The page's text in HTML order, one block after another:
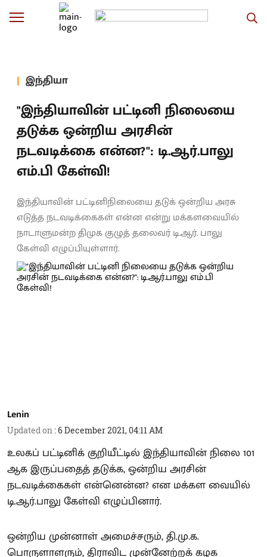
இந்தியா
"இந்தியாவின் பட்டினி நிலையை
தடுக்க ஒன்றிய அரசின்
நடவடிக்கை என்ன?": டி.ஆர்.பாலு
எம்.பி கேள்வி!
இந்தியாவின் பட்டினிநிலையை தடுக் ஒன்றிய அரசு
எடுத்த நடவடிக்கைகள் என்ன என்று மக்களவையில்
நாடாளுமன்ற திமுக குழுத் தலைவர் டி.ஆர். பாலு
கேள்வி எழுப்பியுள்ளார்.
Lenin
Updated on :6 December 2021, 04:11 AM
உலகப் பட்டினிக் குறியீட்டில் இந்தியாவின் நிலை 101
ஆக இருப்பதைத் தடுக்க, ஒன்றிய அரசின்
நடவடிக்கைகள் என்னென்ன? என மக்கள வையில்
டி.ஆர்.பாலு கேள்வி எழுப்பினார்.
ஒன்றிய முன்னாள் அமைச்சரும், தி.மு.க.
பொருளாளரும், திராவிட முன்னேற்றக் கழக